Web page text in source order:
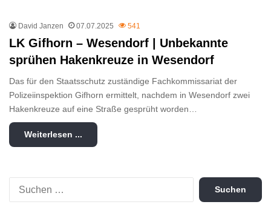
David Janzen 07.07.2025 541
LK Gifhorn – Wesendorf | Unbekannte
sprühen Hakenkreuze in Wesendorf
Das für den Staatsschutz zuständige Fachkommissariat der
Polizeiinspektion Gifhorn ermittelt, nachdem in Wesendorf zwei
Hakenkreuze auf eine Straße gesprüht worden…
Weiterlesen ...
S